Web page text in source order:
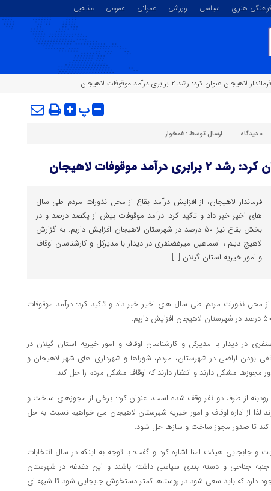
فرهنگی هنری سیاسی ورزشی عمرانی عمومی
مذهبی
فرماندار لاهیجان عنوان کرد: رشد ۲ برابری درآمد موقوفات لاهیجان
پ
۰ دیدگاه ارسال توسط : غمخوار
موقوفات لاهیجان
فرماندار لاهیجان، از افزایش درآمد بقاع از محل نذورات مردم طی سال
های اخیر خبر داد و تاکید کرد: درآمد موقوفات بیش از یکصد درصد و در
بخش بقاع نیز ۵۰ درصد در شهرستان لاهیجان افزایش داریم. به گزارش
لاهیج دیلم ، اسماعیل میرغضنفری در دیدار با مدیرکل و کارشناسان اوقاف
و امور خیریه استان گیلان […]
از محل نذورات مردم طی سال های اخیر خبر داد و تاکید کرد: درآمد موقوفات
در دیدار با مدیرکل و کارشناسان اوقاف و امور خیریه استان گیلان در
بودن اراضی در شهرستان، مردم، شوراها و شهرداری های شهر لاهیجان و
مشکل دارند و انتظار دارند که اوقاف مشکل مردم را حل کند.
از طرف دو نفر وقف شده است، عنوان کرد: برخی از مجوزهای ساخت و
از اداره اوقاف و امور خیریه شهرستان لاهیجان می خواهیم نسبت به حل
کند تا صدور مجوز ساخت و سازها حل شود.
و جابجایی هیئت امنا اشاره کرد و گفت: با توجه به اینکه در سال انتخابات
جناحی و دسته بندی سیاسی داشته باشند و این دغدغه در شهرستان
دارد که باید سعی شود در روستاها کمتر دستخوش جابجایی شود تا شبهه ای